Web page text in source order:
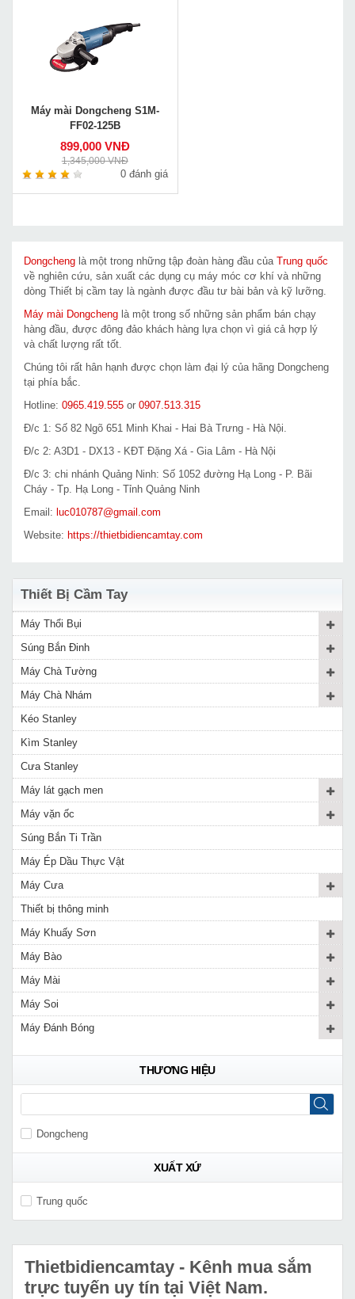
Máy mài Dongcheng S1M-
FF02-125B
899,000 VNĐ
1,345,000 VNĐ
0 đánh giá
Dongcheng là một trong những tập đoàn hàng đầu của Trung quốc
về nghiên cứu, sản xuất các dụng cụ máy móc cơ khí và những
dòng Thiết bị cầm tay là ngành được đầu tư bài bản và kỹ lưỡng.
Máy mài Dongcheng là một trong số những sản phẩm bán chạy
hàng đầu, được đông đảo khách hàng lựa chọn vì giá cả hợp lý
và chất lượng rất tốt.
Chúng tôi rất hân hạnh được chọn làm đại lý của hãng Dongcheng
tại phía bắc.
Hotline: 0965.419.555 or 0907.513.315
Đ/c 1: Số 82 Ngõ 651 Minh Khai - Hai Bà Trưng - Hà Nội.
Đ/c 2: A3D1 - DX13 - KĐT Đặng Xá - Gia Lâm - Hà Nội
Đ/c 3: chi nhánh Quảng Ninh: Số 1052 đường Hạ Long - P. Bãi
Cháy - Tp. Hạ Long - Tỉnh Quảng Ninh
Email: luc010787@gmail.com
Website: https://thietbidiencamtay.com
Thiết Bị Cầm Tay
Máy Thổi Bụi
Súng Bắn Đinh
Máy Chà Tường
Máy Chà Nhám
Kéo Stanley
Kìm Stanley
Cưa Stanley
Máy lát gạch men
Máy vặn ốc
Súng Bắn Ti Trần
Máy Ép Dầu Thực Vật
Máy Cưa
Thiết bị thông minh
Máy Khuấy Sơn
Máy Bào
Máy Mài
Máy Soi
Máy Đánh Bóng
THƯƠNG HIỆU
Dongcheng
XUẤT XỨ
Trung quốc
Thietbidiencamtay - Kênh mua sắm
trực tuyến uy tín tại Việt Nam.